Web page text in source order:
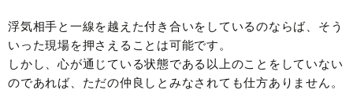
浮気相手と一線を越えた付き合いをしているのならば、そう
いった現場を押さえることは可能です。
しかし、心が通じている状態である以上のことをしていない
のであれば、ただの仲良しとみなされても仕方ありません。